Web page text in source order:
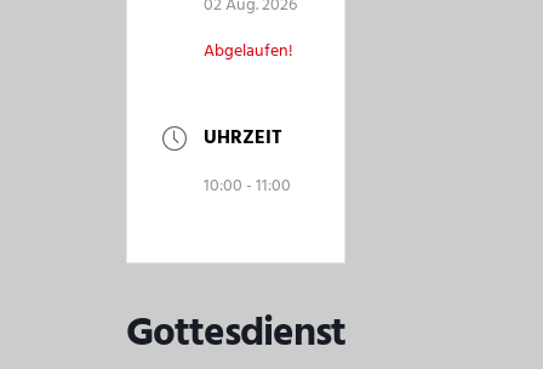
02 Aug. 2026
Abgelaufen!
UHRZEIT
10:00 - 11:00
Gottesdienst